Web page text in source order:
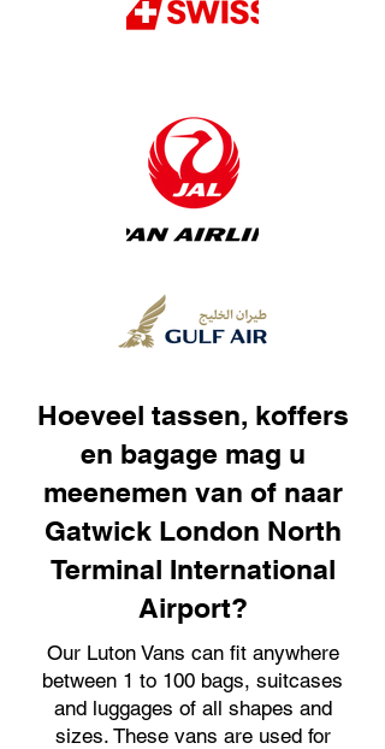
Hoeveel tassen, koffers
en bagage mag u
meenemen van of naar
Gatwick London North
Terminal International
Airport?
Our Luton Vans can fit anywhere
between 1 to 100 bags, suitcases
and luggages of all shapes and
sizes. These vans are used for